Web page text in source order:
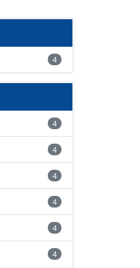
4
4
4
4
4
4
4